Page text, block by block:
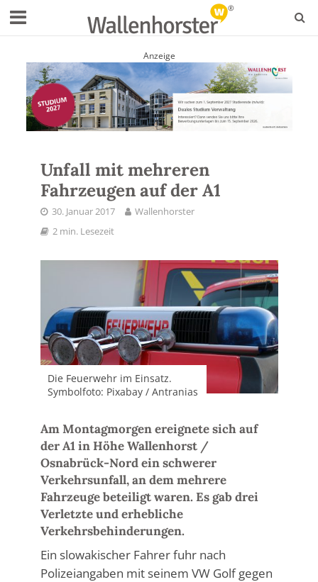
Anzeige
Unfall mit mehreren
Fahrzeugen auf der A1
30. Januar 2017
Wallenhorster
2 min. Lesezeit
Die Feuerwehr im Einsatz.
Symbolfoto: Pixabay / Antranias
Am Montagmorgen ereignete sich auf
der A1 in Höhe Wallenhorst /
Osnabrück-Nord ein schwerer
Verkehrsunfall, an dem mehrere
Fahrzeuge beteiligt waren. Es gab drei
Verletzte und erhebliche
Verkehrsbehinderungen.
Ein slowakischer Fahrer fuhr nach
Polizeiangaben mit seinem VW Golf gegen